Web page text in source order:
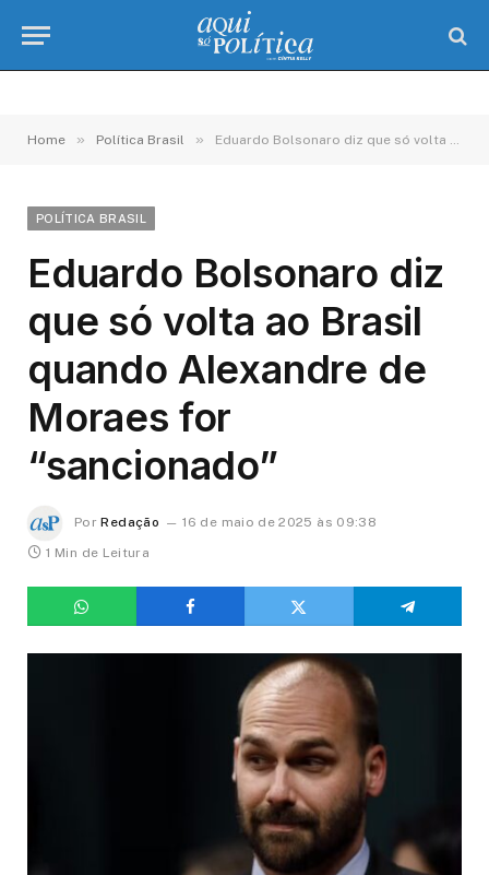
Home » Política Brasil » Eduardo Bolsonaro diz que só volta ao Brasil quando Alexandre de Moraes for “sancionado”
POLÍTICA BRASIL
Eduardo Bolsonaro diz
que só volta ao Brasil
quando Alexandre de
Moraes for
“sancionado”
Por Redação
16 de maio de 2025 às 09:38
1 Min de Leitura